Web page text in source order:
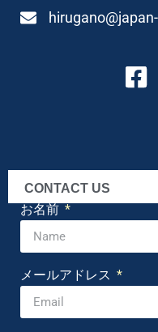
CONTACT US
お名前
メールアドレス